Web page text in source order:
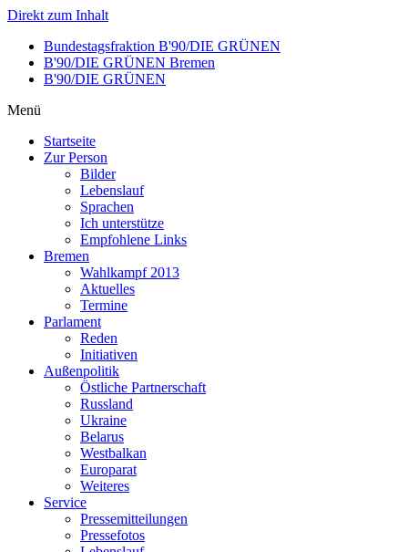
Direkt zum Inhalt
Bundestagsfraktion B'90/DIE GRÜNEN
B'90/DIE GRÜNEN Bremen
B'90/DIE GRÜNEN
Menü
Startseite
Zur Person
Bilder
Lebenslauf
Sprachen
Ich unterstütze
Empfohlene Links
Bremen
Wahlkampf 2013
Aktuelles
Termine
Parlament
Reden
Initiativen
Außenpolitik
Östliche Partnerschaft
Russland
Ukraine
Belarus
Westbalkan
Europarat
Weiteres
Service
Pressemitteilungen
Pressefotos